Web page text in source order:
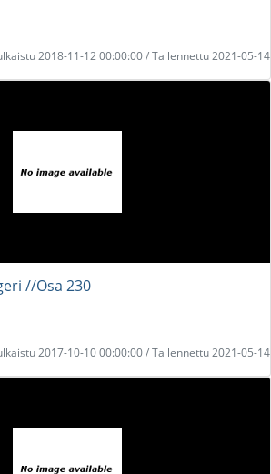
2018-11-12 00:00:00 / Tallennettu 2021-05-14
//Osa 230
2017-10-10 00:00:00 / Tallennettu 2021-05-14